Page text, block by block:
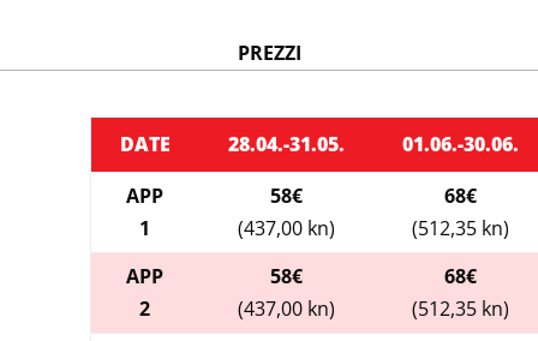
PREZZI
DATE 28.04.-31.05.
01.06.-30.06.
APP
1
58€
(437,00 kn)
68€
(512,35 kn)
APP
2
58€
(437,00 kn)
68€
(512,35 kn)